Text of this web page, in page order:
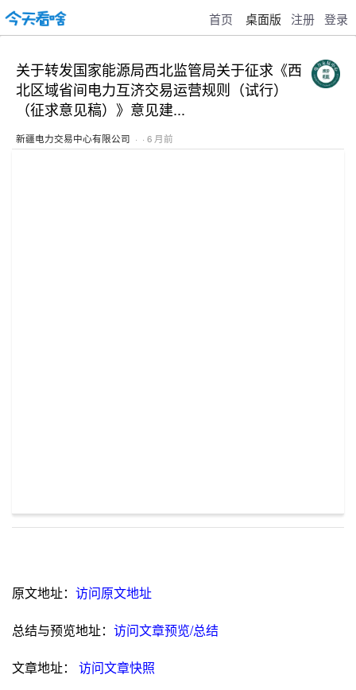
首页 桌面版 注册 登录
关于转发国家能源局西北监管局关于征求《西
北区域省间电力互济交易运营规则（试行）
（征求意见稿）》意见建...
新疆电力交易中心有限公司 · · 6 月前
原文地址： 访问原文地址
总结与预览地址： 访问文章预览/总结
文章地址： 访问文章快照